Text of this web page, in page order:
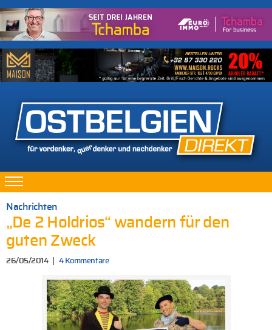
Nachrichten
„De 2 Holdrios“ wandern für den
guten Zweck
26/05/2014 4 Kommentare